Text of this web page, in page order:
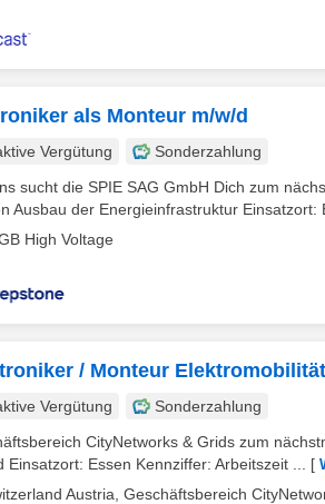
als Monteur m/w/d
Vergütung
Sonderzahlung
sucht die SPIE SAG GmbH Dich zum
Ausbau der Energieinfrastruktur Einsatzort:
High Voltage
/ Monteur
Vergütung
Sonderzahlung
CityNetworks & Grids zum
Essen Kennziffer: Arbeitszeit ...
[
Austria, Geschäftsbereich